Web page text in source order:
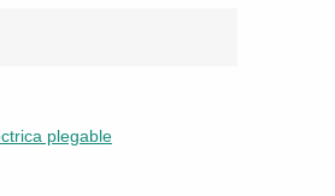
plegable